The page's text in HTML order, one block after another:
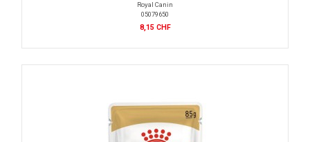
Royal Canin
05079650
8,15 CHF